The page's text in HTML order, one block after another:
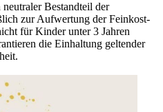
Bestandteil der
zur Aufwertung der Feinkost-
für Kinder unter 3 Jahren
die Einhaltung geltender